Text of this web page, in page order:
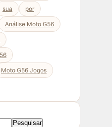
sua por
Análise Moto G56
Moto G56 Jogos
Pesquisar